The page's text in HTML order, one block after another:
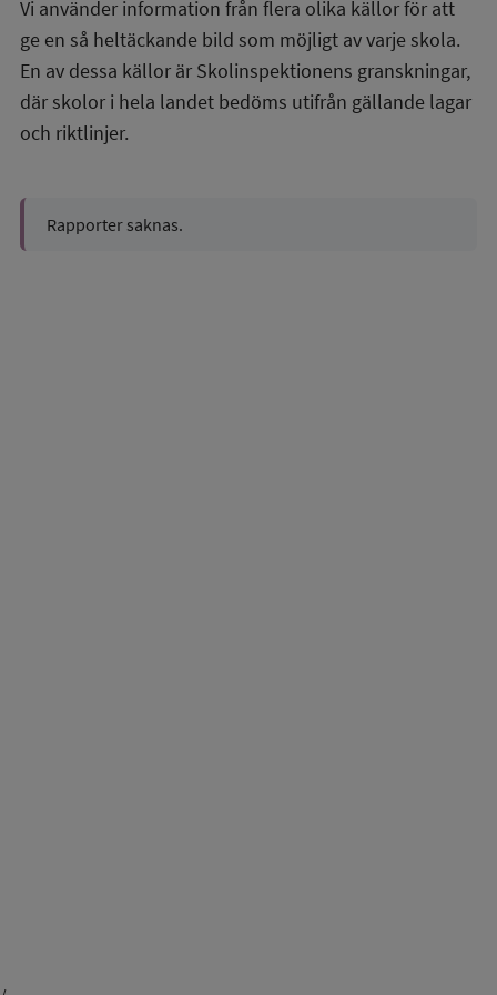
Vi använder information från flera olika källor för att
ge en så heltäckande bild som möjligt av varje skola.
En av dessa källor är Skolinspektionens granskningar,
där skolor i hela landet bedöms utifrån gällande lagar
och riktlinjer.
Rapporter saknas.